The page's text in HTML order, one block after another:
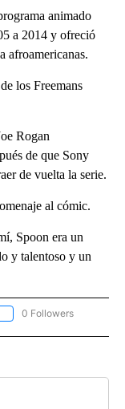
animado
a 2014 y ofreció
afroamericanas.
los Freemans
Rogan
de que Sony
de vuelta la serie.
al cómic.
Spoon era un
y talentoso y un
FOLLOW "NOTICIAS" TO
0 Followers